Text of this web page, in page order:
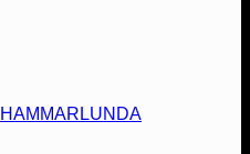
HAMMARLUNDA